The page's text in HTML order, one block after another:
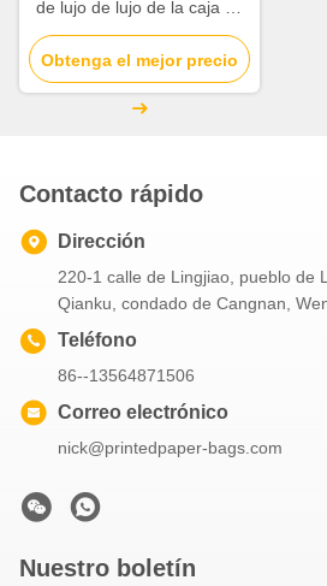
de lujo de lujo de la caja de
regalo diverso disponible
para el perfume/la joyería
Obtenga el mejor precio
Contacto rápido
Dirección
220-1 calle de Lingjiao, pueblo de
Qianku, condado de Cangnan,
Teléfono
86--13564871506
Correo electrónico
nick@printedpaper-bags.com
Nuestro boletín